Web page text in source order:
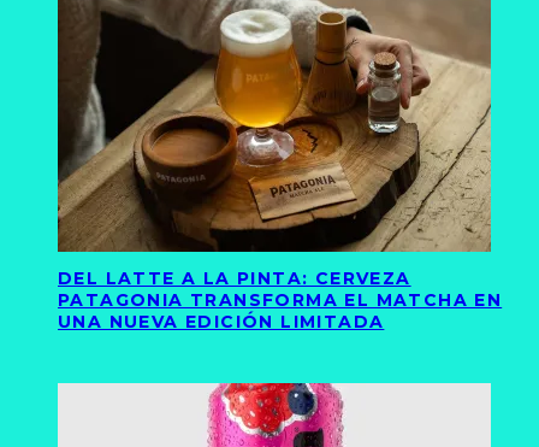
DEL LATTE A LA PINTA: CERVEZA
PATAGONIA TRANSFORMA EL MATCHA EN
UNA NUEVA EDICIÓN LIMITADA